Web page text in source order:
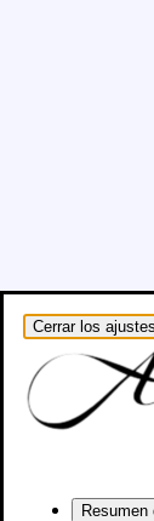
Cerrar los
Resumen